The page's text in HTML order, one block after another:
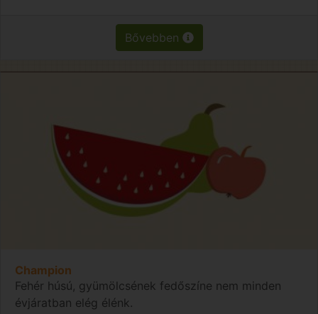
Bővebben
Champion
Fehér húsú, gyümölcsének fedőszíne nem minden
évjáratban elég élénk.